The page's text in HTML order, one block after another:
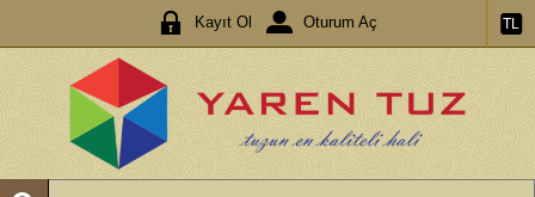
TL
Kayıt Ol Oturum Aç